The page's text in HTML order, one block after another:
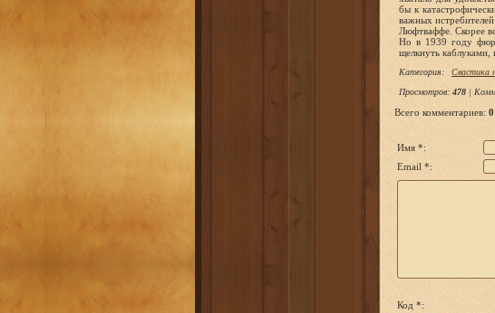
бы к
важных
Люфтваффе. Скорее
Но в 1939 году
щелкнуть каблуками,
Категория: Свастика
Просмотров: 478 |
Всего комментариев: 0
Имя *:
Email *:
Код *: